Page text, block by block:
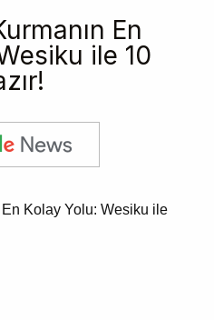
En
ile 10